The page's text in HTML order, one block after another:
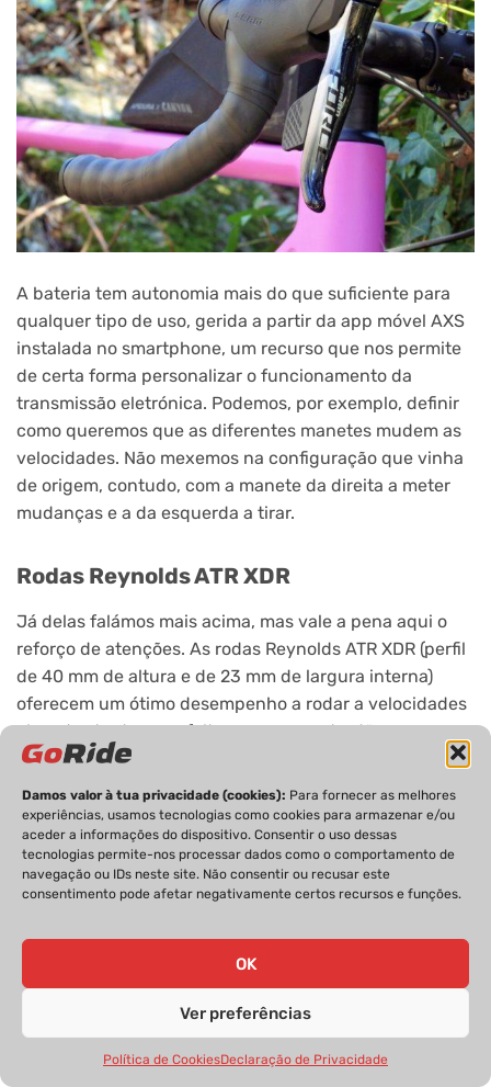
Damos valor à tua privacidade (cookies): Para fornecer as melhores
experiências, usamos tecnologias como cookies para armazenar e/ou
aceder a informações do dispositivo. Consentir o uso dessas
tecnologias permite-nos processar dados como o comportamento de
navegação ou IDs neste site. Não consentir ou recusar este
consentimento pode afetar negativamente certos recursos e funções.
OK
Ver preferências
Política de CookiesDeclaração de Privacidade
A bateria tem autonomia mais do que suficiente para
qualquer tipo de uso, gerida a partir da app móvel AXS
instalada no smartphone, um recurso que nos permite
de certa forma personalizar o funcionamento da
transmissão eletrónica. Podemos, por exemplo, definir
como queremos que as diferentes manetes mudem as
velocidades. Não mexemos na configuração que vinha
de origem, contudo, com a manete da direita a meter
mudanças e a da esquerda a tirar.
Rodas Reynolds ATR XDR
Já delas falámos mais acima, mas vale a pena aqui o
reforço de atenções. As rodas Reynolds ATR XDR (perfil
de 40 mm de altura e de 23 mm de largura interna)
oferecem um ótimo desempenho a rodar a velocidades
elevadas tanto no asfalto como nos estradões.